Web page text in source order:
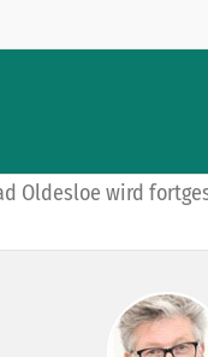
Oldesloe wird